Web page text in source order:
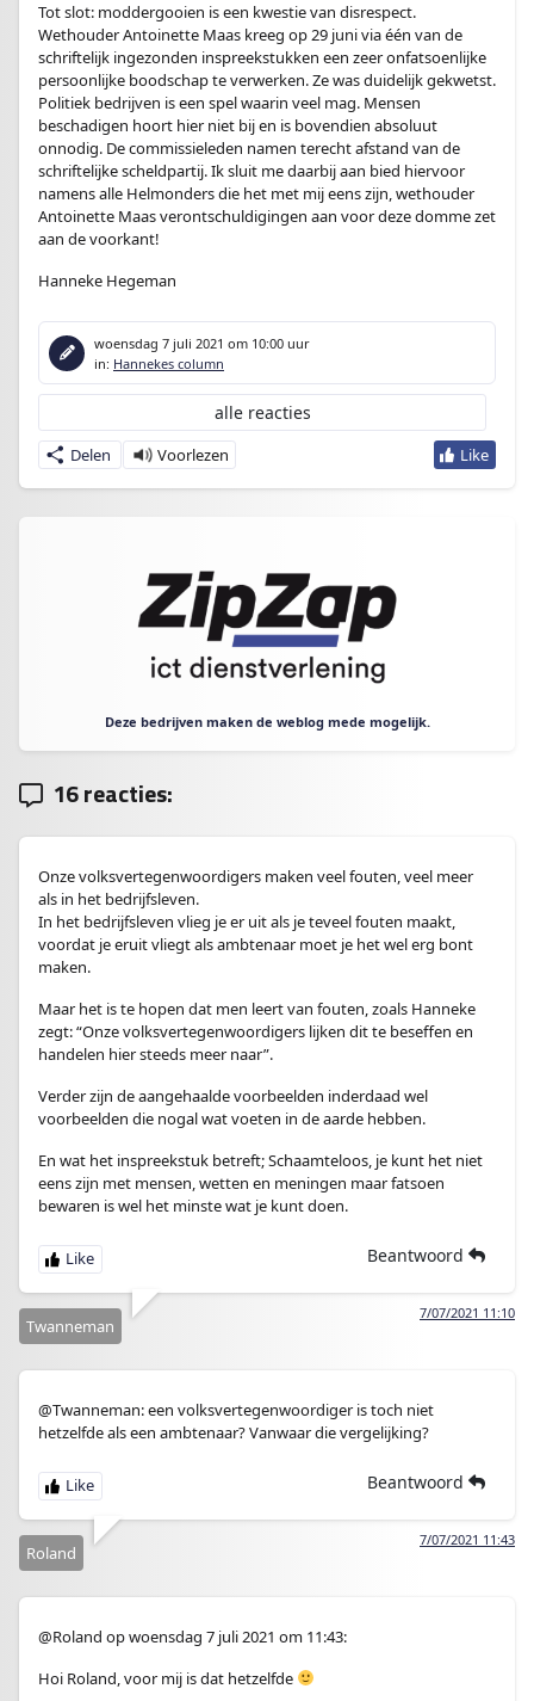
Tot slot: moddergooien is een kwestie van disrespect.
Wethouder Antoinette Maas kreeg op 29 juni via één van de
schriftelijk ingezonden inspreekstukken een zeer onfatsoenlijke
persoonlijke boodschap te verwerken. Ze was duidelijk gekwetst.
Politiek bedrijven is een spel waarin veel mag. Mensen
beschadigen hoort hier niet bij en is bovendien absoluut
onnodig. De commissieleden namen terecht afstand van de
schriftelijke scheldpartij. Ik sluit me daarbij aan bied hiervoor
namens alle Helmonders die het met mij eens zijn, wethouder
Antoinette Maas verontschuldigingen aan voor deze domme zet
aan de voorkant!
Hanneke Hegeman
woensdag 7 juli 2021 om 10:00 uur
in: Hannekes column
Delen
alle reacties
Deze bedrijven maken de weblog mede mogelijk.
16 reacties:
Onze volksvertegenwoordigers maken veel fouten, veel meer
als in het bedrijfsleven.
In het bedrijfsleven vlieg je er uit als je teveel fouten maakt,
voordat je eruit vliegt als ambtenaar moet je het wel erg bont
maken.
Maar het is te hopen dat men leert van fouten, zoals Hanneke
zegt: “Onze volksvertegenwoordigers lijken dit te beseffen en
handelen hier steeds meer naar”.
Verder zijn de aangehaalde voorbeelden inderdaad wel
voorbeelden die nogal wat voeten in de aarde hebben.
En wat het inspreekstuk betreft; Schaamteloos, je kunt het niet
eens zijn met mensen, wetten en meningen maar fatsoen
bewaren is wel het minste wat je kunt doen.
Beantwoord
7/07/2021 11:10
Twanneman
@Twanneman: een volksvertegenwoordiger is toch niet
hetzelfde als een ambtenaar? Vanwaar die vergelijking?
Beantwoord
7/07/2021 11:43
Roland
@Roland op woensdag 7 juli 2021 om 11:43:
Hoi Roland, voor mij is dat hetzelfde